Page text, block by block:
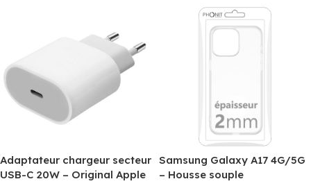
Adaptateur chargeur secteur
USB-C 20W – Original Apple
Samsung Galaxy A17 4G/5G
– Housse souple